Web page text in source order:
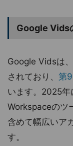
Google Vids
Google Vidsは
されており、 第
います。2025
Workspaceのツ
含めて幅広いア
す。